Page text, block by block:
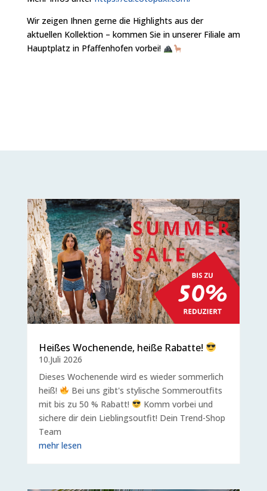
Wir zeigen Ihnen gerne die Highlights aus der
aktuellen Kollektion – kommen Sie in unserer Filiale am
Hauptplatz in Pfaffenhofen vorbei!
Heißes Wochenende, heiße Rabatte!
10.Juli 2026
Dieses Wochenende wird es wieder sommerlich
heiß!
Bei uns gibt's stylische Sommeroutfits
mit bis zu 50 % Rabatt!
Komm vorbei und
sichere dir dein Lieblingsoutfit! Dein Trend-Shop
Team
mehr lesen